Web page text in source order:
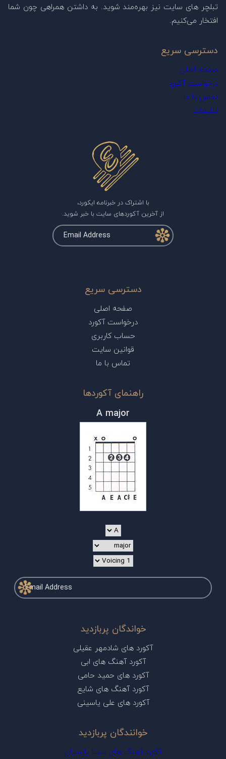
تبلچر های سایت نیز بهره‌مند شوید. به داشتن همراهی چون شما
افتخار می‌کنیم.
دسترسی سریع
صفحه اصلی
درخواست آکورد
تماس با ما
تبلیغات
با اشتراک در خبرنامه ایکورد،
از آخرین آکوردهای سایت با خبر شوید.
دسترسی سریع
صفحه اصلی
درخواست آکورد
حساب کاربری
قوانین سایت
تماس با ما
راهنمای آکوردها
A major
خواندگان پربازدید
آکورد های شادمهر عقیلی
آکورد آهنگ های ابی
آکورد های حمید حامی
آکورد آهنگ های شایع
آکورد های علی یاسینی
خوانندگان پربازدید
آکورد آهنگ های سینا پارسیان